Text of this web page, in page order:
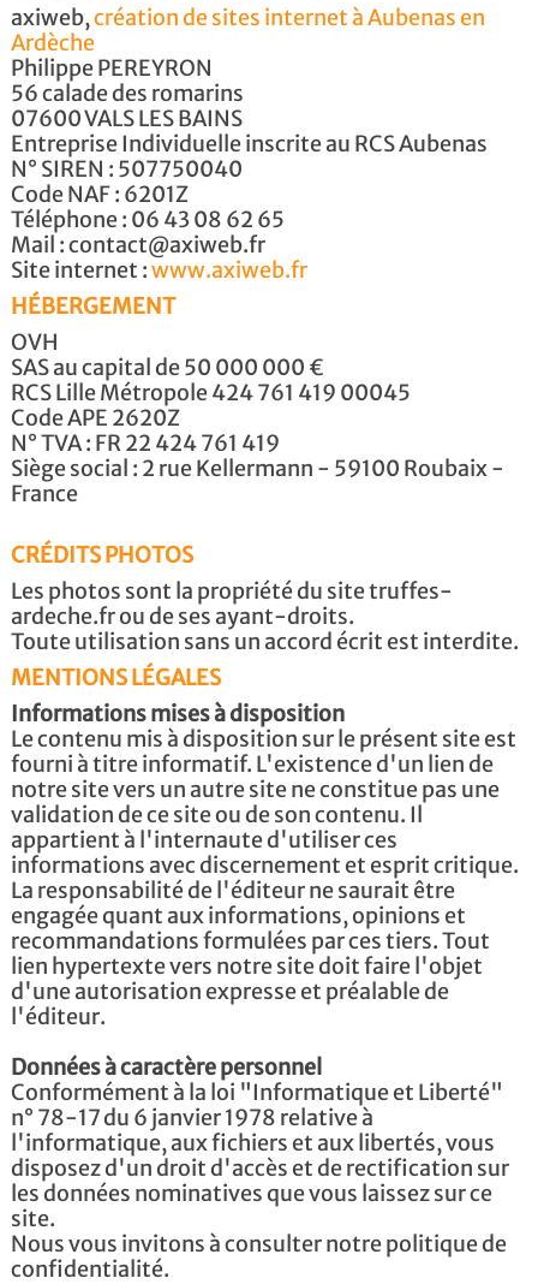
axiweb,création de sites internet à Aubenas en
Ardèche
Philippe PEREYRON
56 calade des romarins
07600 VALS LES BAINS
Entreprise Individuelle inscrite au RCS Aubenas
N° SIREN : 507750040
Code NAF : 6201Z
Téléphone : 06 43 08 62 65
Mail : contact@axiweb.fr
Site internet :www.axiweb.fr
HÉBERGEMENT
OVH
SAS au capital de 50 000 000 €
RCS Lille Métropole 424 761 419 00045
Code APE 2620Z
N° TVA : FR 22 424 761 419
Siège social : 2 rue Kellermann - 59100 Roubaix -
France
CRÉDITS PHOTOS
Les photos sont la propriété du site truffes-
ardeche.fr ou de ses ayant-droits.
Toute utilisation sans un accord écrit est interdite.
MENTIONS LÉGALES
Informations mises à disposition
Le contenu mis à disposition sur le présent site est
fourni à titre informatif. L'existence d'un lien de
notre site vers un autre site ne constitue pas une
validation de ce site ou de son contenu. Il
appartient à l'internaute d'utiliser ces
informations avec discernement et esprit critique.
La responsabilité de l'éditeur ne saurait être
engagée quant aux informations, opinions et
recommandations formulées par ces tiers. Tout
lien hypertexte vers notre site doit faire l'objet
d'une autorisation expresse et préalable de
l'éditeur.
Données à caractère personnel
Conformément à la loi "Informatique et Liberté"
n° 78-17 du 6 janvier 1978 relative à
l'informatique, aux fichiers et aux libertés, vous
disposez d'un droit d'accès et de rectification sur
les données nominatives que vous laissez sur ce
site.
Nous vous invitons à consulter notre politique de
confidentialité.